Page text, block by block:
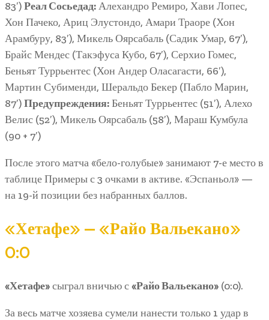
83′)Реал Сосьедад:Алехандро Ремиро, Хави Лопес,
Хон Пачеко, Ариц Элустондо, Амари Траоре (Хон
Арамбуру, 83′), Микель Оярсабаль (Садик Умар, 67′),
Брайс Мендес (Такэфуса Кубо, 67′), Серхио Гомес,
Беньят Туррьентес (Хон Андер Оласагасти, 66′),
Мартин Субименди, Шеральдо Бекер (Пабло Марин,
87′)Предупреждения:Беньят Туррьентес (51′), Алехо
Велис (52′), Микель Оярсабаль (58′), Мараш Кумбула
(90 + 7′)
После этого матча «бело-голубые» занимают 7-е место в
таблице Примеры с 3 очками в активе. «Эспаньол» —
на 19-й позиции без набранных баллов.
«Хетафе» — «Райо Вальекано»
0:0
«Хетафе»сыграл вничью с«Райо Вальекано» (0:0).
За весь матче хозяева сумели нанести только 1 удар в